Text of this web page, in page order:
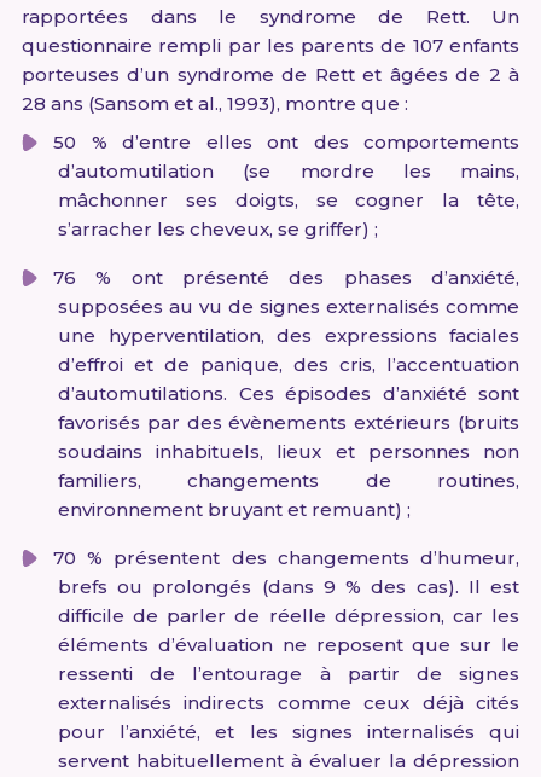
rapportées dans le syndrome de Rett. Un
questionnaire rempli par les parents de 107 enfants
porteuses d’un syndrome de Rett et âgées de 2 à
28 ans (Sansom et al., 1993), montre que :
50 % d’entre elles ont des comportements
d’automutilation (se mordre les mains,
mâchonner ses doigts, se cogner la tête,
s’arracher les cheveux, se griffer) ;
76 % ont présenté des phases d’anxiété,
supposées au vu de signes externalisés comme
une hyperventilation, des expressions faciales
d’effroi et de panique, des cris, l’accentuation
d’automutilations. Ces épisodes d’anxiété sont
favorisés par des évènements extérieurs (bruits
soudains inhabituels, lieux et personnes non
familiers, changements de routines,
environnement bruyant et remuant) ;
70 % présentent des changements d’humeur,
brefs ou prolongés (dans 9 % des cas). Il est
difficile de parler de réelle dépression, car les
éléments d’évaluation ne reposent que sur le
ressenti de l’entourage à partir de signes
externalisés indirects comme ceux déjà cités
pour l’anxiété, et les signes internalisés qui
servent habituellement à évaluer la dépression